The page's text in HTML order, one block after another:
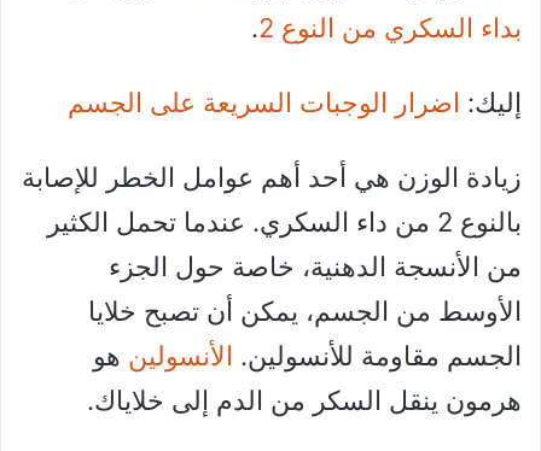
بداء السكري من النوع 2
.
إليك: اضرار الوجبات السريعة على الجسم
زيادة الوزن هي أحد أهم عوامل الخطر للإصابة
بالنوع 2 من داء السكري. عندما تحمل الكثير
من الأنسجة الدهنية، خاصة حول الجزء
الأوسط من الجسم، يمكن أن تصبح خلايا
الجسم مقاومة للأنسولين. الأنسولين هو
هرمون ينقل السكر من الدم إلى خلاياك.